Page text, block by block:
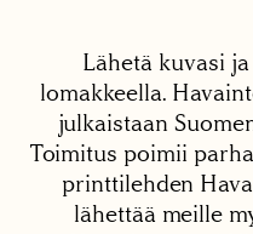
Lähetä kuvasi
lomakkeella.
julkaistaan
Toimitus poimii
printtilehden
lähettää meille